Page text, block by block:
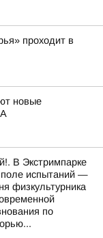
проходит в
новые
В Экстримпарке
поле испытаний —
физкультурника
по